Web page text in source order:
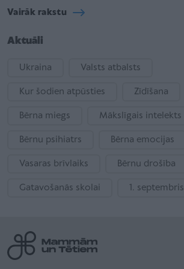
Vairāk rakstu
Aktuāli
Ukraina Valsts atbalsts
Kur šodien atpūsties Zīdīšana
Bērna miegs Mākslīgais intelekts
Bērnu psihiatrs Bērna emocijas
Vasaras brīvlaiks Bērnu drošība
Gatavošanās skolai 1. septembris